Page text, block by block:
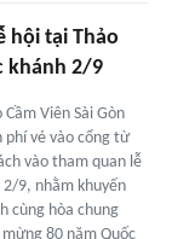
hội tại Thảo
khánh 2/9
Viên Sài Gòn
vé vào cổng từ
vào tham quan lễ
9, nhằm khuyến
cùng hòa chung
80 năm Quốc